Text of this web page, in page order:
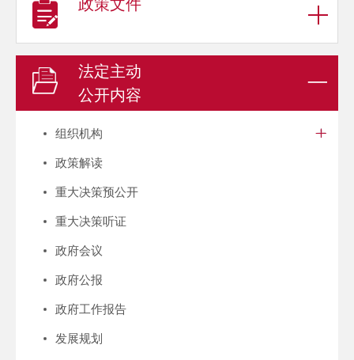
政策文件
法定主动
公开内容
组织机构
政策解读
重大决策预公开
重大决策听证
政府会议
政府公报
政府工作报告
发展规划